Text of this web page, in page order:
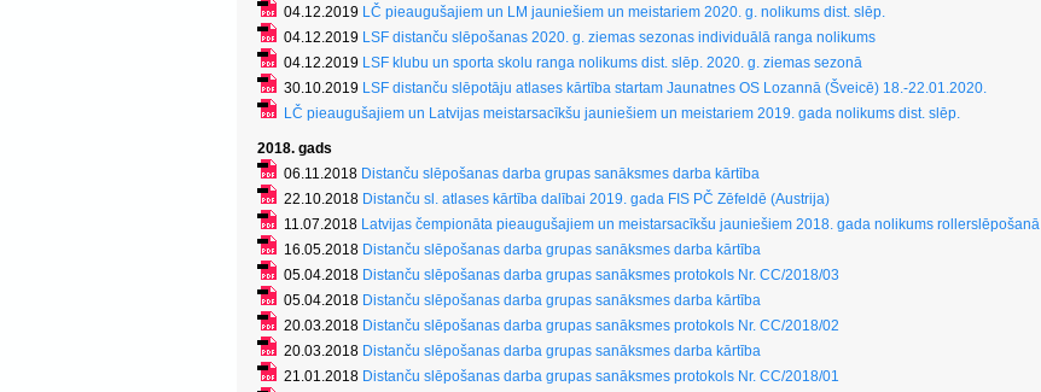
04.12.2019 LČ pieaugušajiem un LM jauniešiem un meistariem 2020. g. nolikums dist. slēp.
04.12.2019 LSF distanču slēpošanas 2020. g. ziemas sezonas individuālā ranga nolikums
04.12.2019 LSF klubu un sporta skolu ranga nolikums dist. slēp. 2020. g. ziemas sezonā
30.10.2019 LSF distanču slēpotāju atlases kārtība startam Jaunatnes OS Lozannā (Šveicē) 18.-22.01.2020.
LČ pieaugušajiem un Latvijas meistarsacīkšu jauniešiem un meistariem 2019. gada nolikums dist. slēp.
2018. gads
06.11.2018 Distanču slēpošanas darba grupas sanāksmes darba kārtība
22.10.2018 Distanču sl. atlases kārtība dalībai 2019. gada FIS PČ Zēfeldē (Austrija)
11.07.2018 Latvijas čempionāta pieaugušajiem un meistarsacīkšu jauniešiem 2018. gada nolikums rollerslēpošanā
16.05.2018 Distanču slēpošanas darba grupas sanāksmes darba kārtība
05.04.2018 Distanču slēpošanas darba grupas sanāksmes protokols Nr. CC/2018/03
05.04.2018 Distanču slēpošanas darba grupas sanāksmes darba kārtība
20.03.2018 Distanču slēpošanas darba grupas sanāksmes protokols Nr. CC/2018/02
20.03.2018 Distanču slēpošanas darba grupas sanāksmes darba kārtība
21.01.2018 Distanču slēpošanas darba grupas sanāksmes protokols Nr. CC/2018/01